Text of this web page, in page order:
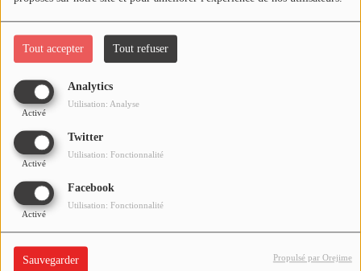
Tout accepter Tout refuser
Analytics
Activé
Utilisation: Analyse
Twitter
Activé
Utilisation: Fonctionnalité
Facebook
Activé
Utilisation: Fonctionnalité
Sauvegarder Propulsé par Orejime
Rugby / 1ère Journée Festival Masculin des
VI Nations U18 à Vichy / Les Résultats de
RN145 jusqu'au jeudi 7 mai 2026
Baisse du nombre de cas de gastro-